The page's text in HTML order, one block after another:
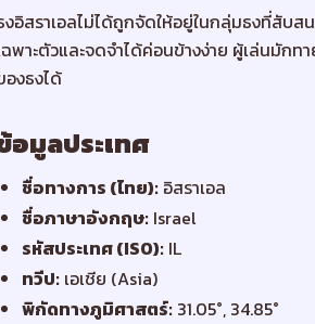
งอิสราเอลไม่ได้ถูกจัดให้อยู่ในกลุ่มธงที่สับ
ฉพาะตัวและจดจำได้ค่อนข้างง่าย ผู้เล่นมัก
องธงได้
อมูลประเทศ
ชื่อทางการ (ไทย): อิสราเอล
ชื่อภาษาอังกฤษ: Israel
รหัสประเทศ (ISO): IL
ทวีป: เอเชีย (Asia)
พิกัดทางภูมิศาสตร์: 31.05°, 34.85°